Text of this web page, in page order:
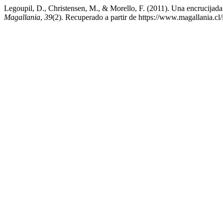
Legoupil, D., Christensen, M., & Morello, F. (2011). Una
Magallania, 39(2). Recuperado a partir de https://